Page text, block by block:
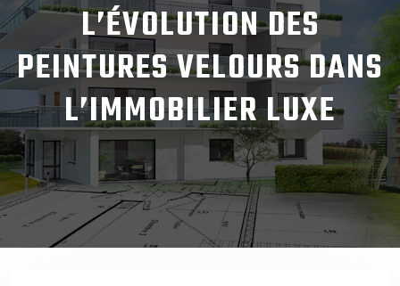
L’ÉVOLUTION DES
PEINTURES VELOURS DANS
L’IMMOBILIER LUXE